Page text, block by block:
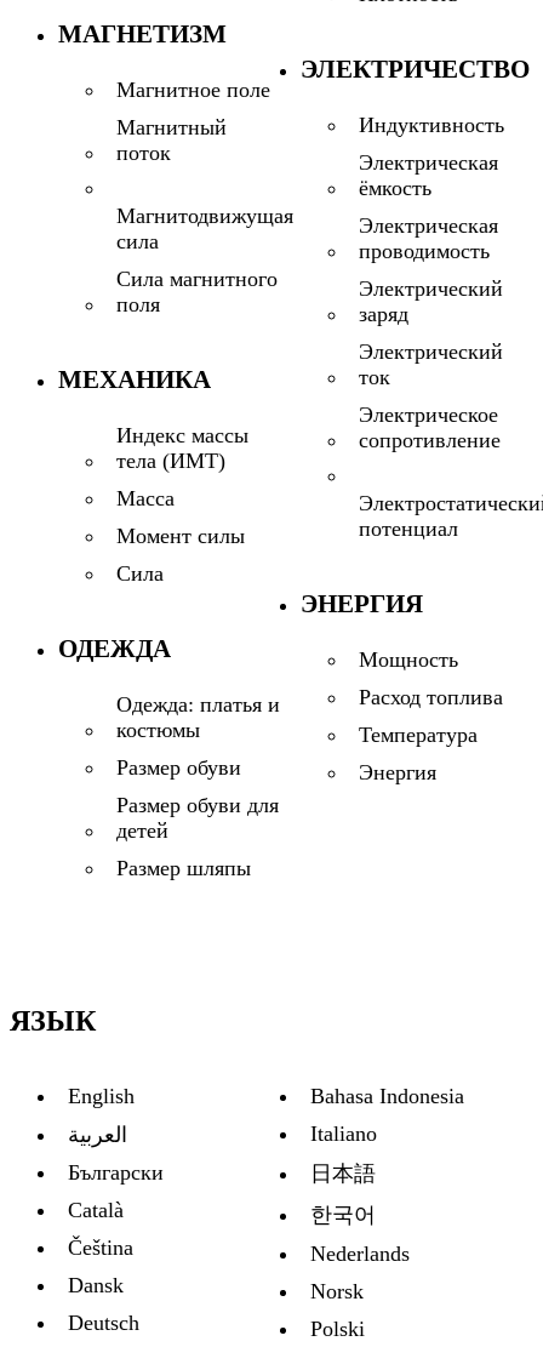
МАГНЕТИЗМ
Магнитное поле
Магнитный
поток
Магнитодвижущая
сила
Сила магнитного
поля
МЕХАНИКА
Индекс массы
тела (ИМТ)
Масса
Момент силы
Сила
ОДЕЖДА
Одежда: платья и
костюмы
Размер обуви
Размер обуви для
детей
Размер шляпы
ЭЛЕКТРИЧЕСТВО
Индуктивность
Электрическая
ёмкость
Электрическая
проводимость
Электрический
заряд
Электрический
ток
Электрическое
сопротивление
потенциал
ЭНЕРГИЯ
Мощность
Расход топлива
Температура
Энергия
ЯЗЫК
English
العربية
Български
Català
Čeština
Dansk
Deutsch
Bahasa Indonesia
Italiano
日本語
한국어
Nederlands
Norsk
Polski